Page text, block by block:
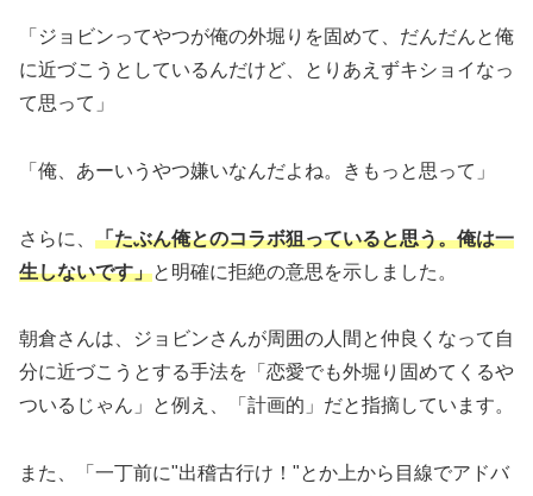
「ジョビンってやつが俺の外堀りを固めて、だんだんと俺
に近づこうとしているんだけど、とりあえずキショイなっ
て思って」
「俺、あーいうやつ嫌いなんだよね。きもっと思って」
さらに、 「たぶん俺とのコラボ狙っていると思う。俺は一
生しないです」と明確に拒絶の意思を示しました。
朝倉さんは、ジョビンさんが周囲の人間と仲良くなって自
分に近づこうとする手法を「恋愛でも外堀り固めてくるや
ついるじゃん」と例え、「計画的」だと指摘しています。
また、「一丁前に"出稽古行け！"とか上から目線でアドバ